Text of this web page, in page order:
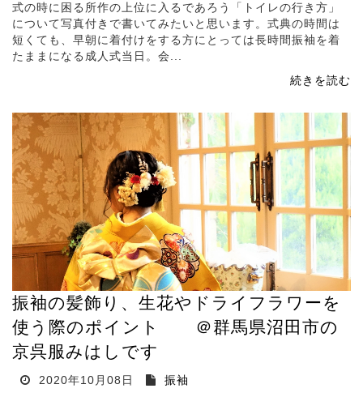
式の時に困る所作の上位に入るであろう「トイレの行き方」
について写真付きで書いてみたいと思います。式典の時間は
短くても、早朝に着付けをする方にとっては長時間振袖を着
たままになる成人式当日。会...
続きを読む
振袖の髪飾り、生花やドライフラワーを
使う際のポイント ＠群馬県沼田市の
京呉服みはしです
2020年10月08日
振袖